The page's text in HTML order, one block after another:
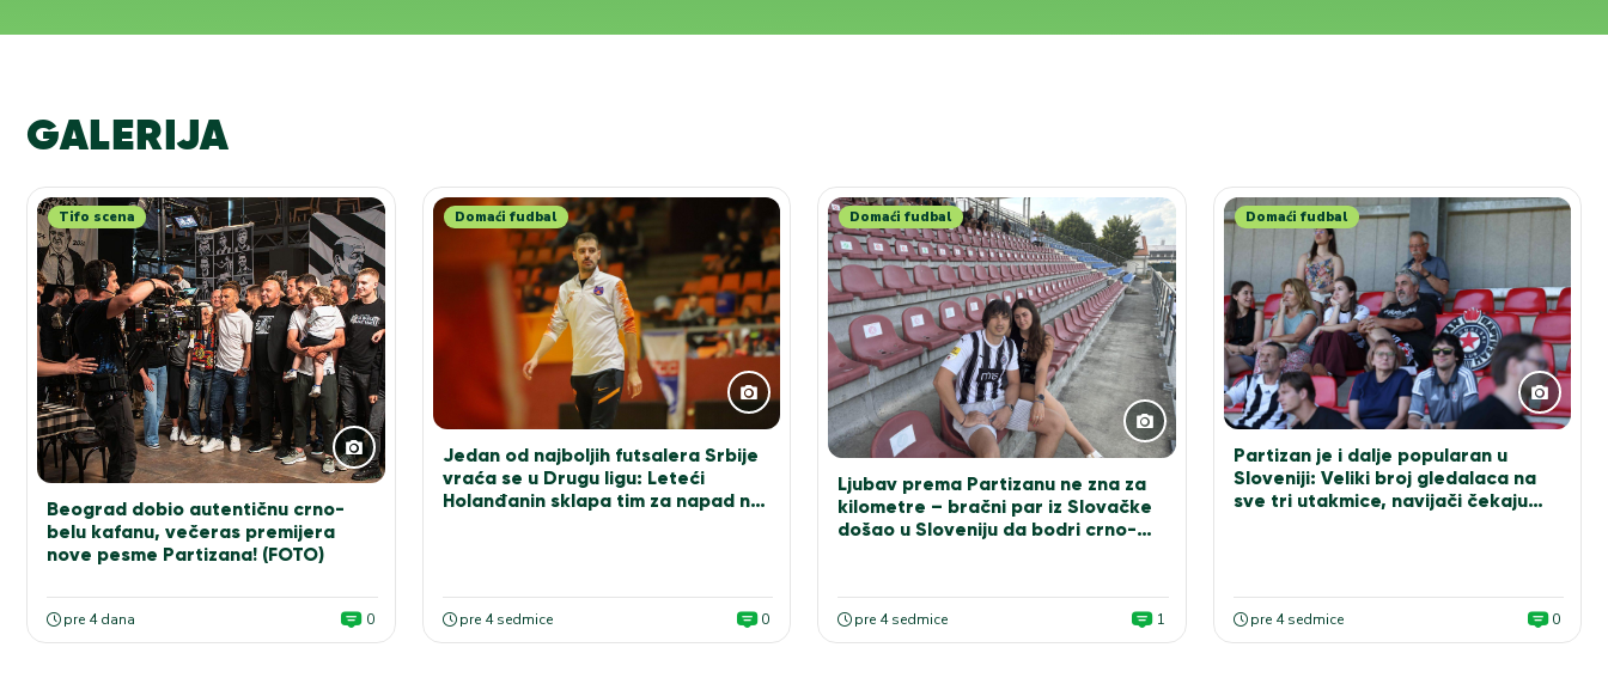
GALERIJA
Tifo scena
Beograd dobio autentičnu crno-
belu kafanu, večeras premijera
nove pesme Partizana! (FOTO)
pre 4 dana 0
Domaći fudbal
Jedan od najboljih futsalera Srbije
vraća se u Drugu ligu: Leteći
Holanđanin sklapa tim za napad na
pre 4 sedmice 0
Domaći fudbal
Ljubav prema Partizanu ne zna za
kilometre – bračni par iz Slovačke
došao u Sloveniju da bodri crno-
pre 4 sedmice 1
Domaći fudbal
Partizan je i dalje popularan u
Sloveniji: Veliki broj gledalaca na
sve tri utakmice, navijači čekaju
pre 4 sedmice 0